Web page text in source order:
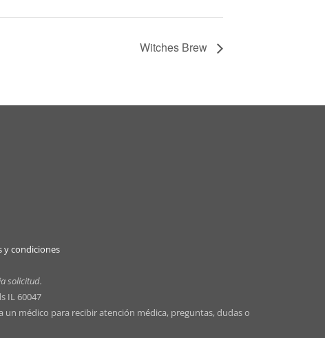
Witches Brew
y condiciones
solicitud.
IL 60047
médico para recibir atención médica, preguntas, dudas o